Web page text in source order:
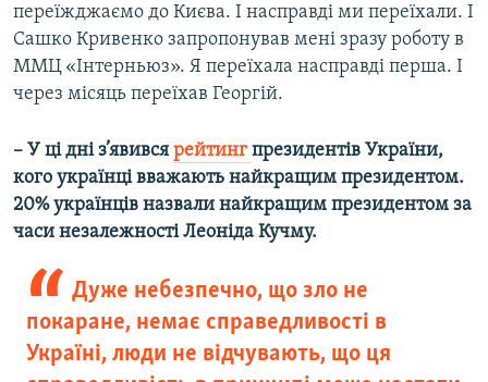
переїжджаємо до Києва. І насправді ми переїхали. І
Сашко Кривенко запропонував мені зразу роботу в
ММЦ «Інтерньюз». Я переїхала насправді перша. І
через місяць переїхав Георгій.
– У ці дні з’явився рейтинг президентів України,
кого українці вважають найкращим президентом.
20% українців назвали найкращим президентом за
часи незалежності Леоніда Кучму.
Дуже небезпечно, що зло не
покаране, немає справедливості в
Україні, люди не відчувають, що ця